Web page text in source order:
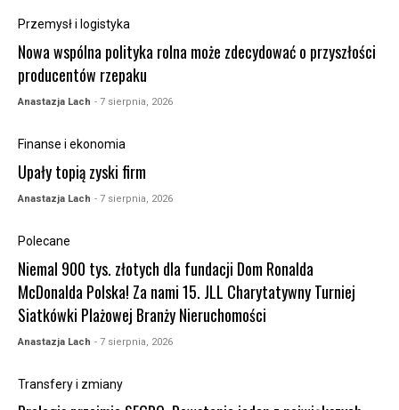
Przemysł i logistyka
Nowa wspólna polityka rolna może zdecydować o przyszłości
producentów rzepaku
Anastazja Lach - 7 sierpnia, 2026
Finanse i ekonomia
Upały topią zyski firm
Anastazja Lach - 7 sierpnia, 2026
Polecane
Niemal 900 tys. złotych dla fundacji Dom Ronalda
McDonalda Polska! Za nami 15. JLL Charytatywny Turniej
Siatkówki Plażowej Branży Nieruchomości
Anastazja Lach - 7 sierpnia, 2026
Transfery i zmiany